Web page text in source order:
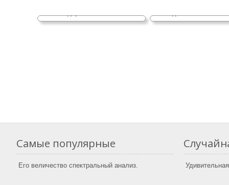
Самые популярные
Его величество спектральный анализ.